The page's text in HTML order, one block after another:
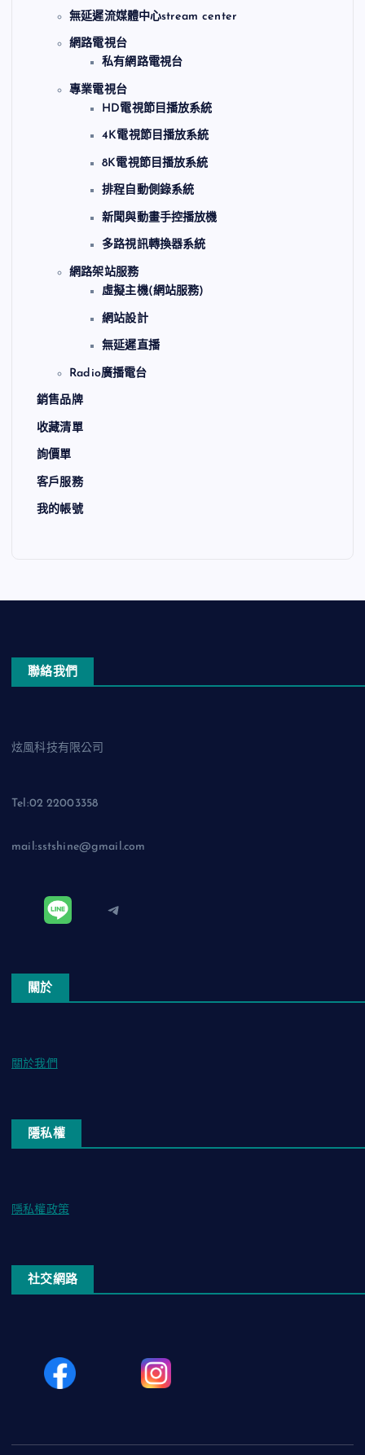
無延遲流媒體中心stream center
網路電視台
私有網路電視台
專業電視台
HD電視節目播放系統
4K電視節目播放系統
8K電視節目播放系統
排程自動側錄系統
新聞與動畫手控播放機
多路視訊轉換器系統
網路架站服務
虛擬主機(網站服務)
網站設計
無延遲直播
Radio廣播電台
銷售品牌
收藏清單
詢價單
客戶服務
我的帳號
聯絡我們
炫風科技有限公司
Tel:02 22003358
mail:sstshine@gmail.com
Telegram
關於
關於我們
隱私權
隱私權政策
社交網路